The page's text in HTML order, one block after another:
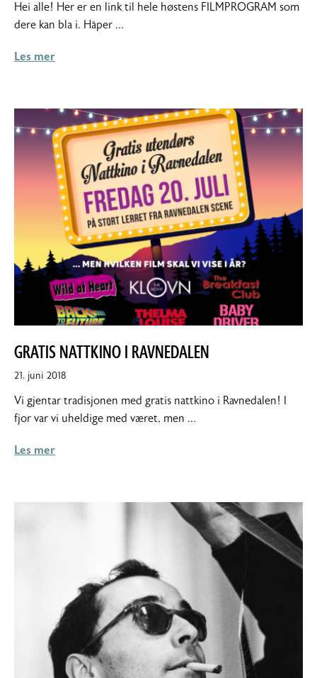
2018
Hei alle! Her er en link til hele høstens FILMPROGRAM som
dere kan bla i. Håper …
Les mer
GRATIS NATTKINO I RAVNEDALEN
21. juni 201821.
2018
Vi gjentar tradisjonen med gratis nattkino i Ravnedalen! I
fjor var vi uheldige med været, men …
Les mer